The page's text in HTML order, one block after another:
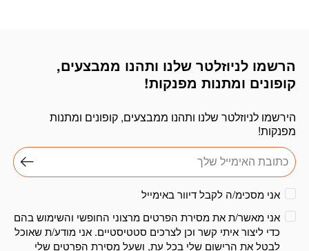
הרשמו לניוזלטר שלנו ותהנו ממבצעים,
קופונים ומתנות מפנקות!
הירשמו לניוזלטר שלנו ותהנו ממבצעים, קופונים ומתנות
מפנקות!
דוא׳׳ל
אני מסכימ/ה לקבל דיוור באימייל
אני מאשר/ת את מסירת הפרטים מרצוני החופשי והשימוש בהם
כדי ליצור איתי קשר וכן לצרכים סטטיסטיים. אני מודע/ת שאוכל
לבטל את הרישום שלי בכל עת, ושעל מסירת הפרטים שלי